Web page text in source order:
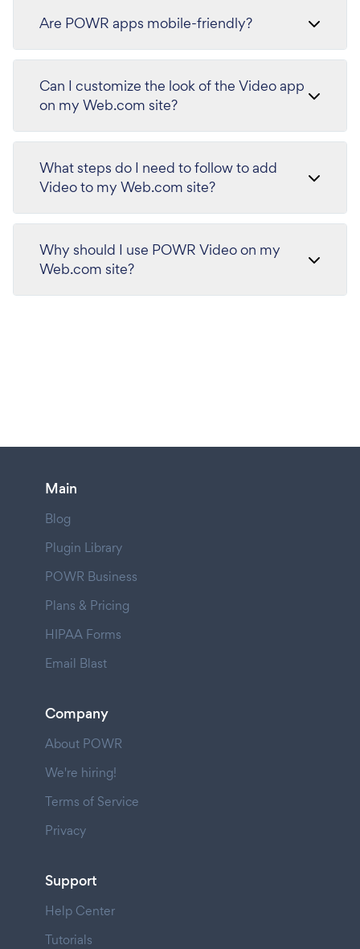
Are POWR apps mobile-friendly?
Can I customize the look of the Video app
on my Web.com site?
What steps do I need to follow to add
Video to my Web.com site?
Why should I use POWR Video on my
Web.com site?
Main
Blog
Plugin Library
POWR Business
Plans & Pricing
HIPAA Forms
Email Blast
Company
About POWR
We're hiring!
Terms of Service
Privacy
Support
Help Center
Tutorials